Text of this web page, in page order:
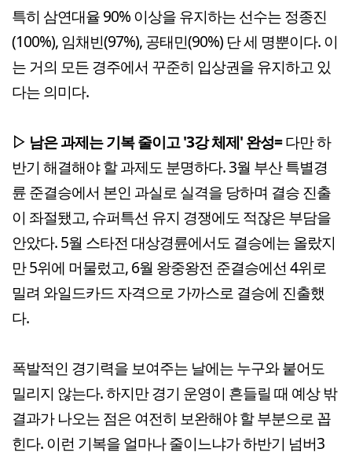
특히 삼연대율 90% 이상을 유지하는 선수는 정종진
(100%), 임채빈(97%), 공태민(90%) 단 세 명뿐이다. 이
는 거의 모든 경주에서 꾸준히 입상권을 유지하고 있
다는 의미다.
▷ 남은 과제는 기복 줄이고 '3강 체제' 완성=다만 하
반기 해결해야 할 과제도 분명하다. 3월 부산 특별경
륜 준결승에서 본인 과실로 실격을 당하며 결승 진출
이 좌절됐고, 슈퍼특선 유지 경쟁에도 적잖은 부담을
안았다. 5월 스타전 대상경륜에서도 결승에는 올랐지
만 5위에 머물렀고, 6월 왕중왕전 준결승에선 4위로
밀려 와일드카드 자격으로 가까스로 결승에 진출했
다.
폭발적인 경기력을 보여주는 날에는 누구와 붙어도
밀리지 않는다. 하지만 경기 운영이 흔들릴 때 예상 밖
결과가 나오는 점은 여전히 보완해야 할 부분으로 꼽
힌다. 이런 기복을 얼마나 줄이느냐가 하반기 넘버3